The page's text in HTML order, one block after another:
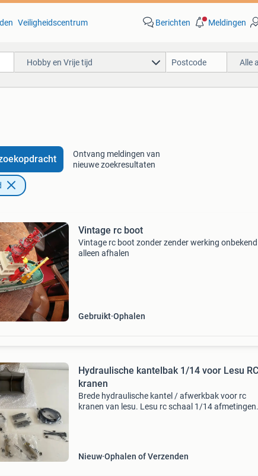
Veiligheidscentrum Berichten Meldingen
Hobby en Vrije tijd Alle
Ontvang meldingen van
nieuwe zoekresultaten
Vintage rc boot
Vintage rc boot zonder zender werking onbekend
alleen afhalen
Gebruikt Ophalen
Hydraulische kantelbak 1/14 voor Lesu RC
kranen
Brede hydraulische kantel / afwerkbak voor rc
kranen van lesu. Lesu rc schaal 1/14 afmetingen
Nieuw Ophalen of Verzenden